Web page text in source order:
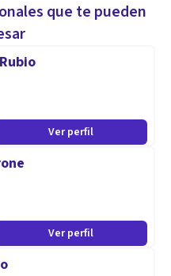
que te pueden
Ver perfil
Ver perfil